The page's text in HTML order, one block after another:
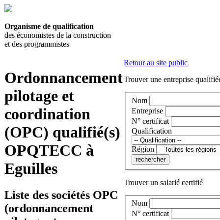
Organisme de qualification
des économistes de la construction
et des programmistes
Ordonnancement
pilotage et
coordination
(OPC) qualifié(s)
OPQTECC à
Eguilles
Liste des sociétés OPC
(ordonnancement
Retour au site public
Trouver une entreprise
Nom
Entreprise
N° certificat
Qualification
Région
Trouver un salarié certifié
Nom
N° certificat